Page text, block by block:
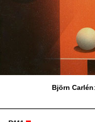
Björn Carlén